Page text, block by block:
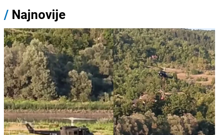
/ Najnovije